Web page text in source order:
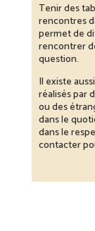
Tenir des
rencontres
permet de
rencontrer
question.
Il existe
réalisés par
ou des
dans le
dans le
contacter